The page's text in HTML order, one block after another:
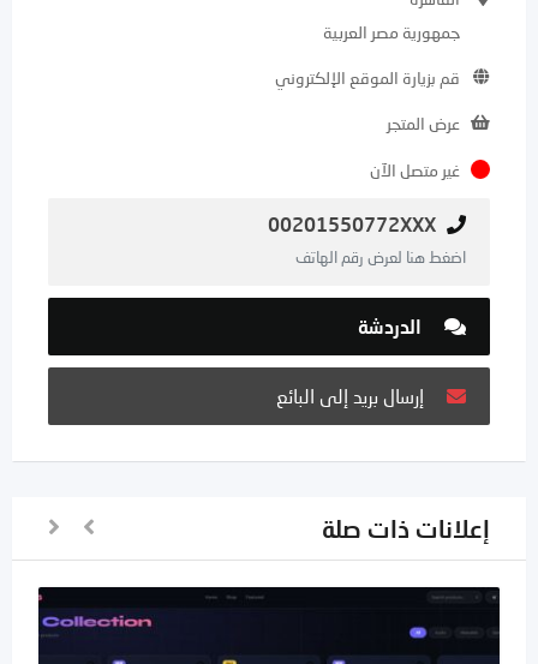
جمهورية مصر العربية
قم بزيارة الموقع الإلكتروني
عرض المتجر
غير متصل الآن
00201550772XXX
اضغط هنا لعرض رقم الهاتف
الدردشة
إرسال بريد إلى البائع
إعلانات ذات صلة